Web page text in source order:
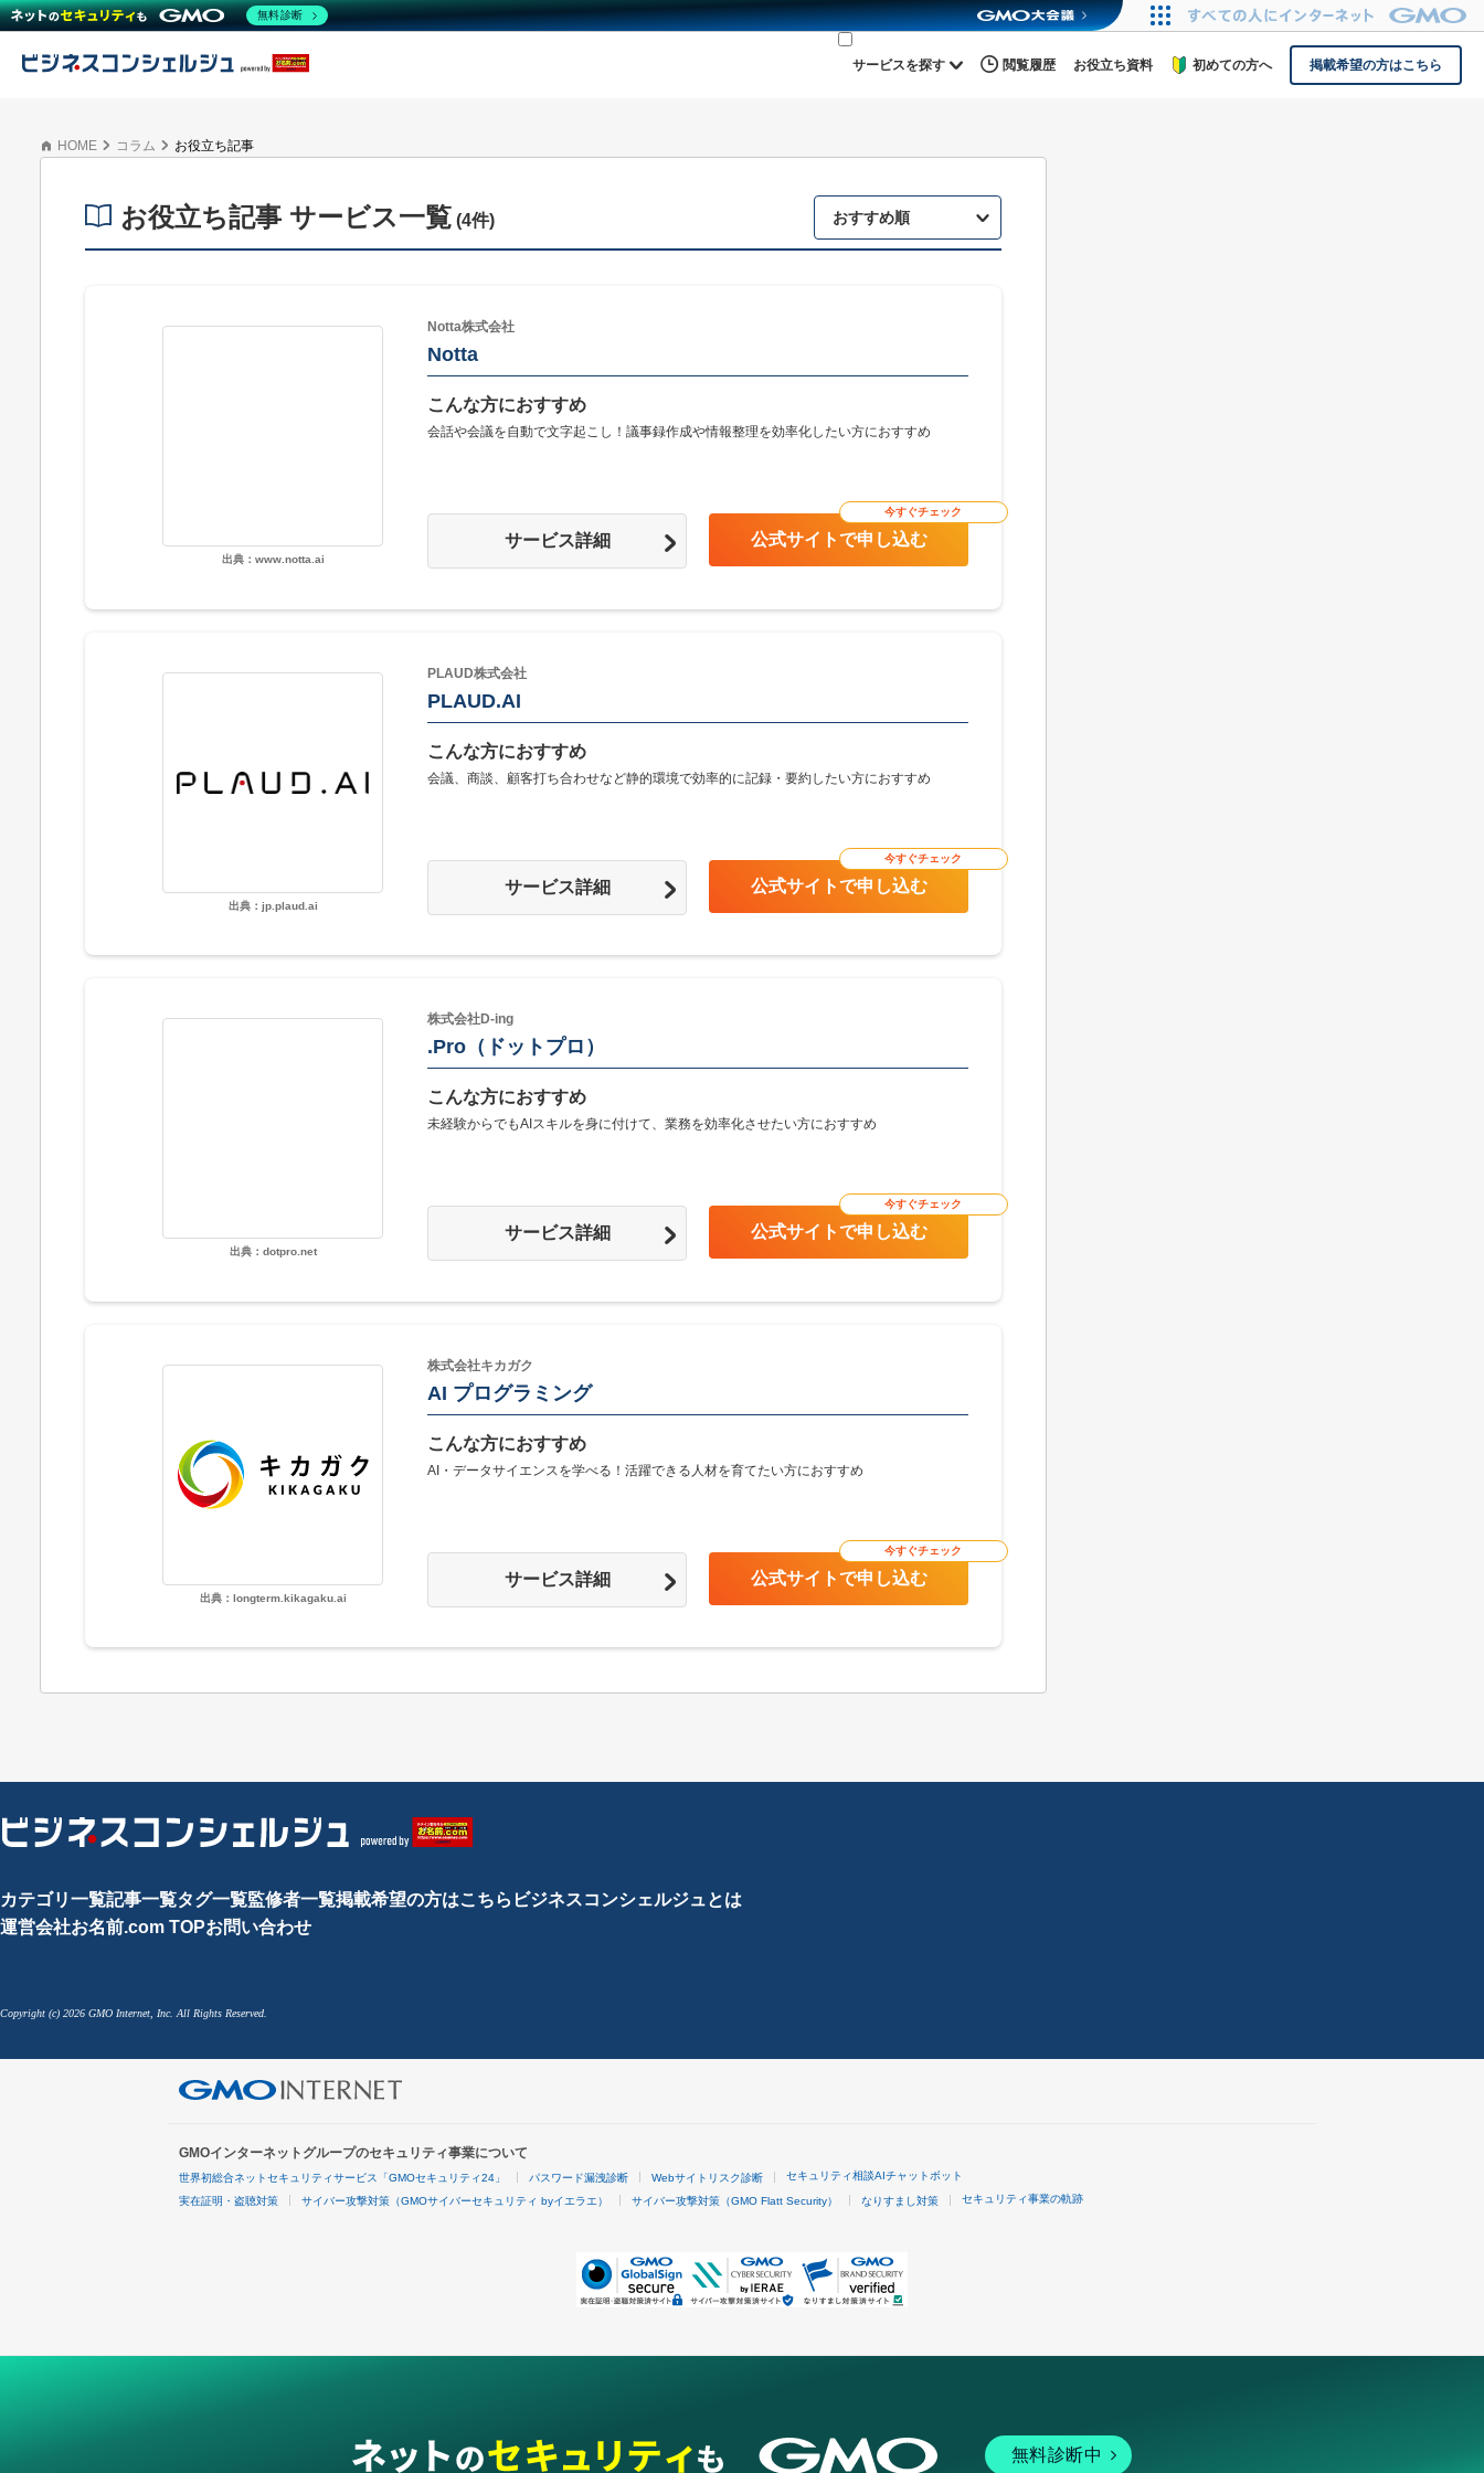
サービスを探す 閲覧履歴 お役立ち資料 初めての方へ 掲載希望の方はこちら
HOME コラム お役立ち記事
お役立ち記事 サービス一覧 (4件) おすすめ順
出典：www.notta.ai
Notta株式会社
Notta
こんな方におすすめ
会話や会議を自動で文字起こし！議事録作成や情報整理を効率化したい方におすすめ
サービス詳細
今すぐチェック
公式サイトで申し込む
出典：jp.plaud.ai
PLAUD株式会社
PLAUD.AI
こんな方におすすめ
会議、商談、顧客打ち合わせなど静的環境で効率的に記録・要約したい方におすすめ
サービス詳細
今すぐチェック
公式サイトで申し込む
出典：dotpro.net
株式会社D-ing
.Pro（ドットプロ）
こんな方におすすめ
未経験からでもAIスキルを身に付けて、業務を効率化させたい方におすすめ
サービス詳細
今すぐチェック
公式サイトで申し込む
出典：longterm.kikagaku.ai
株式会社キカガク
AI プログラミング
こんな方におすすめ
AI・データサイエンスを学べる！活躍できる人材を育てたい方におすすめ
サービス詳細
今すぐチェック
公式サイトで申し込む
カテゴリ一覧記事一覧タグ一覧監修者一覧掲載希望の方はこちら ビジネスコンシェルジュとは
運営会社お名前.com TOPお問い合わせ
Copyright (c) 2026 GMO Internet, Inc. All Rights Reserved.
GMOインターネットグループのセキュリティ事業について
世界初総合ネットセキュリティサービス「GMOセキュリティ24」 パスワード漏洩診断 Webサイトリスク診断 セキュリティ相談AIチャットボット
実在証明・盗聴対策 サイバー攻撃対策（GMOサイバーセキュリティ byイエラエ） サイバー攻撃対策（GMO Flatt Security） なりすまし対策 セキュリティ事業の軌跡
無料診断中
無料診断